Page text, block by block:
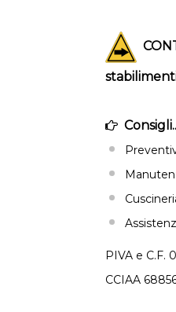
PIVA e C.F.
CCIAA